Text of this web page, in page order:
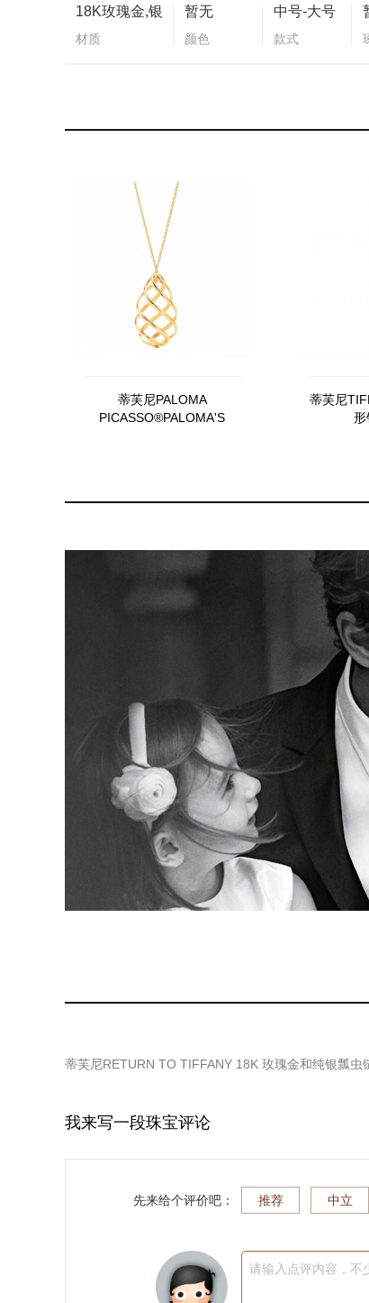
18K玫瑰金,银
材质
暂无
颜色
中号-大号
款式
蒂芙尼PALOMA
PICASSO®PALOMA'S
蒂芙尼
形
蒂芙尼RETURN TO TIFFANY 18K 玫瑰金和纯银瓢虫
我来写一段珠宝评论
先来给个评价吧： 推荐 中立
请输入点评内容，不